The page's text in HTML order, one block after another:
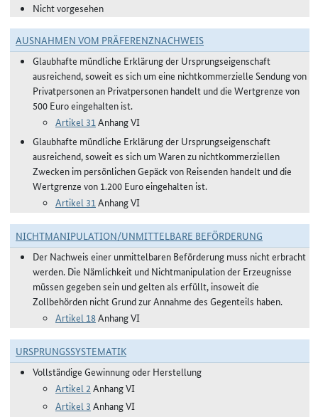
Nicht vorgesehen
AUSNAHMEN VOM PRÄFERENZNACHWEIS
Glaubhafte mündliche Erklärung der Ursprungseigenschaft
ausreichend, soweit es sich um eine nichtkommerzielle Sendung von
Privatpersonen an Privatpersonen handelt und die Wertgrenze von
500 Euro eingehalten ist.
Artikel 31Anhang VI
Glaubhafte mündliche Erklärung der Ursprungseigenschaft
ausreichend, soweit es sich um Waren zu nichtkommerziellen
Zwecken im persönlichen Gepäck von Reisenden handelt und die
Wertgrenze von 1.200 Euro eingehalten ist.
Artikel 31Anhang VI
NICHTMANIPULATION/UNMITTELBARE BEFÖRDERUNG
Der Nachweis einer unmittelbaren Beförderung muss nicht erbracht
werden. Die Nämlichkeit und Nichtmanipulation der Erzeugnisse
müssen gegeben sein und gelten als erfüllt, insoweit die
Zollbehörden nicht Grund zur Annahme des Gegenteils haben.
Artikel 18Anhang VI
URSPRUNGSSYSTEMATIK
Vollständige Gewinnung oder Herstellung
Artikel 2 Anhang VI
Artikel 3 Anhang VI